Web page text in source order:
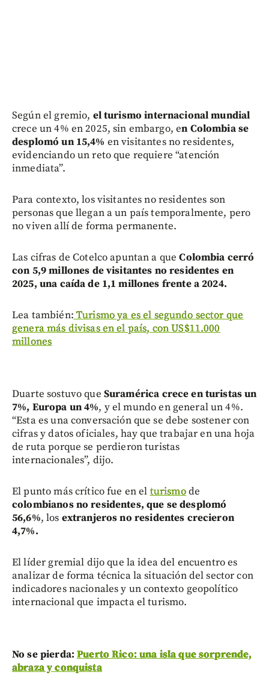
Según el gremio, el turismo internacional mundial
crece un 4% en 2025, sin embargo, en Colombia se
desplomó un 15,4% en visitantes no residentes,
evidenciando un reto que requiere “atención
inmediata”.
Para contexto, los visitantes no residentes son
personas que llegan a un país temporalmente, pero
no viven allí de forma permanente.
Las cifras de Cotelco apuntan a que Colombia cerró
con 5,9 millones de visitantes no residentes en
2025, una caída de 1,1 millones frente a 2024.
Lea también: Turismo ya es el segundo sector que
genera más divisas en el país, con US$11.000
millones
Duarte sostuvo que Suramérica crece en turistas un
7%, Europa un 4%, y el mundo en general un 4%.
“Esta es una conversación que se debe sostener con
cifras y datos oficiales, hay que trabajar en una hoja
de ruta porque se perdieron turistas
internacionales”, dijo.
El punto más crítico fue en el turismode
colombianos no residentes, que se desplomó
56,6%, los extranjeros no residentes crecieron
4,7%.
El líder gremial dijo que la idea del encuentro es
analizar de forma técnica la situación del sector con
indicadores nacionales y un contexto geopolítico
internacional que impacta el turismo.
No se pierda:Puerto Rico: una isla que sorprende,
abraza y conquista